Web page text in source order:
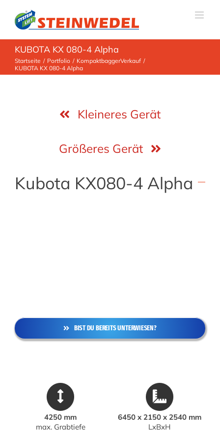
Inhalt
springen
KUBOTA KX 080-4 Alpha
Startseite Portfolio KompaktbaggerVerkauf
KUBOTA KX 080-4 Alpha
Kleineres Gerät
Größeres Gerät
Kubota KX080-4 Alpha
BIST DU BEREITS UNTERWIESEN?
4250 mm
max. Grabtiefe
6450 x 2150 x 2540 mm
LxBxH